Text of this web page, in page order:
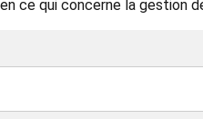
ce qui concerne la